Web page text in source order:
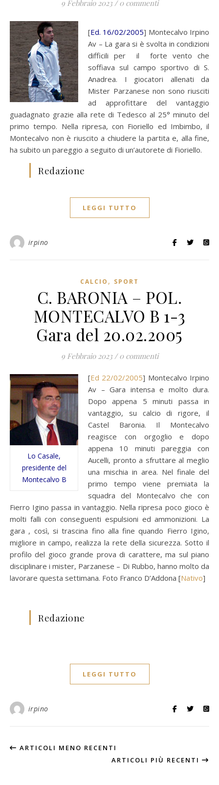
9 Febbraio 2023 / 0 commenti
[Ed. 16/02/2005] Montecalvo Irpino
Av – La gara si è svolta in condizioni
difficili per il forte vento che
soffiava sul campo sportivo di S.
Anadrea. I giocatori allenati da
Mister Parzanese non sono riusciti
ad approfittare del vantaggio
guadagnato grazie alla rete di Tedesco al 25° minuto del
primo tempo. Nella ripresa, con Fioriello ed Imbimbo, il
Montecalvo non è riuscito a chiudere la partita e, alla fine,
ha subito un pareggio a seguito di un’autorete di Fioriello.
Redazione
LEGGI TUTTO
irpino
CALCIO , SPORT
C. BARONIA – POL.
MONTECALVO B 1-3
Gara del 20.02.2005
9 Febbraio 2023 / 0 commenti
Lo Casale,
presidente del
Montecalvo B
[ Ed 22/02/2005] Montecalvo Irpino
Av – Gara intensa e molto dura.
Dopo appena 5 minuti passa in
vantaggio, su calcio di rigore, il
Castel Baronia. Il Montecalvo
reagisce con orgoglio e dopo
appena 10 minuti pareggia con
Aucelli, pronto a sfruttare al meglio
una mischia in area. Nel finale del
primo tempo viene premiata la
squadra del Montecalvo che con
Fierro Igino passa in vantaggio. Nella ripresa poco gioco è
molti falli con conseguenti espulsioni ed ammonizioni. La
gara , così, si trascina fino alla fine quando Fierro Igino,
migliore in campo, realizza la rete della sicurezza. Sotto il
profilo del gioco grande prova di carattere, ma sul piano
disciplinare i mister, Parzanese – Di Rubbo, hanno molto da
lavorare questa settimana. Foto Franco D’Addona [Nativo]
Redazione
LEGGI TUTTO
irpino
ARTICOLI MENO RECENTI
ARTICOLI PIÙ RECENTI